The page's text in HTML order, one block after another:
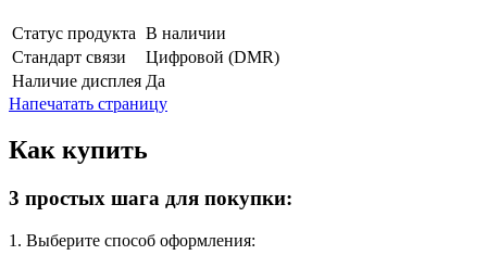
Статус продукта В наличии
Стандарт связи
Цифровой (DMR)
Наличие дисплея Да
Напечатать страницу
Как купить
3 простых шага для покупки:
1. Выберите способ оформления: